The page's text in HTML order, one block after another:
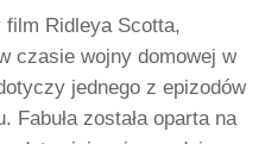
film Ridleya Scotta,
czasie wojny domowej w
jednego z epizodów
została oparta na